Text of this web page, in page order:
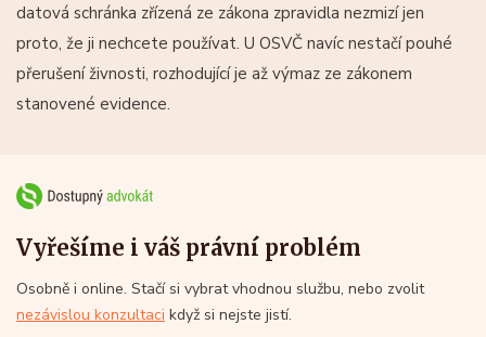
datová schránka zřízená ze zákona zpravidla nezmizí jen
proto, že ji nechcete používat. U OSVČ navíc nestačí pouhé
přerušení živnosti, rozhodující je až výmaz ze zákonem
stanovené evidence.
Vyřešíme i váš právní problém
Osobně i online. Stačí si vybrat vhodnou službu, nebo zvolit
nezávislou konzultaci když si nejste jistí.